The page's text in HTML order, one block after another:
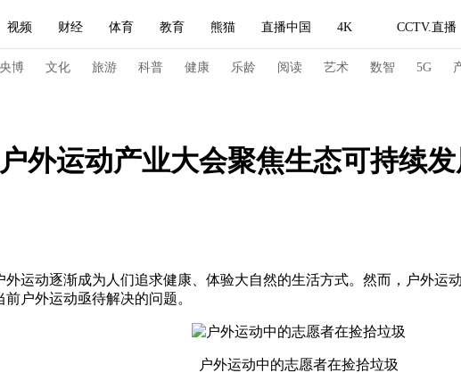
视频 财经 体育 教育 熊猫 直播中国 4K CCTV.直播
央视快评 习式妙语 热解读 天天学习
音 微视频 主持人 下载央视影音
央博 文化 旅游 科普 健康 乐龄 阅读 艺术 数智 5G
直播中国 熊猫频道 VR/AR 4K专区 全景新闻
蓝海中国 新兵请入列 人生第一次
外运动产业大会聚焦生态可持续
运动逐渐成为人们追求健康、体验大自然的生活方式。然而，户外
户外运动亟待解决的问题。
户外运动中的志愿者在捡拾垃圾